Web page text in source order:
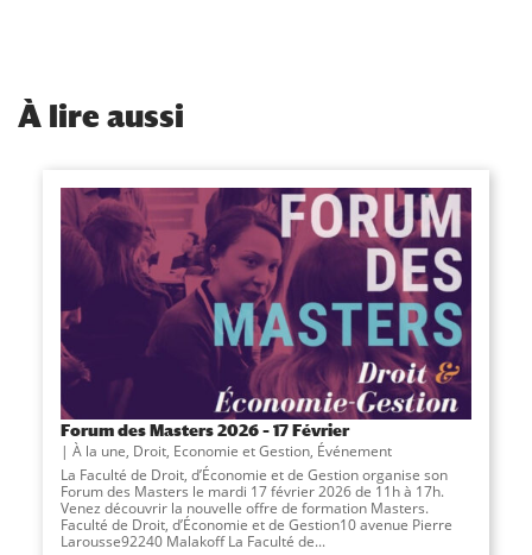
À lire aussi
Forum des Masters 2026 – 17 Février
À la une, Droit, Economie et Gestion, Événement
La Faculté de Droit, d’Économie et de Gestion organise son
Forum des Masters le mardi 17 février 2026 de 11h à 17h.
Venez découvrir la nouvelle offre de formation Masters.
Faculté de Droit, d’Économie et de Gestion10 avenue Pierre
Larousse92240 Malakoff La Faculté de...